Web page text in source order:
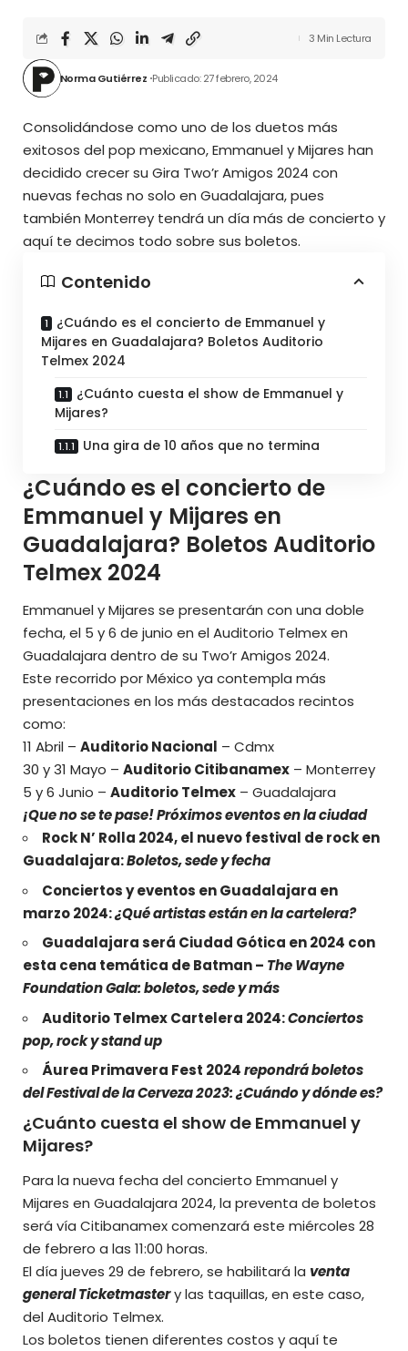
Norma Gutiérrez Publicado: 27 febrero, 2024
3 Min Lectura
Consolidándose como uno de los duetos más
exitosos del pop mexicano, Emmanuel y Mijares han
decidido crecer su Gira Two’r Amigos 2024 con
nuevas fechas no solo en Guadalajara, pues
también Monterrey tendrá un día más de concierto y
aquí te decimos todo sobre sus boletos.
Contenido
¿Cuándo es el concierto de Emmanuel y
Mijares en Guadalajara? Boletos Auditorio
Telmex 2024
¿Cuánto cuesta el show de Emmanuel y
Mijares?
Una gira de 10 años que no termina
¿Cuándo es el concierto de
Emmanuel y Mijares en
Guadalajara? Boletos Auditorio
Telmex 2024
Emmanuel y Mijares se presentarán con una doble
fecha, el 5 y 6 de junio en el Auditorio Telmex en
Guadalajara dentro de su Two’r Amigos 2024.
Este recorrido por México ya contempla más
presentaciones en los más destacados recintos
como:
11 Abril – Auditorio Nacional – Cdmx
30 y 31 Mayo – Auditorio Citibanamex – Monterrey
5 y 6 Junio – Auditorio Telmex – Guadalajara
¡Que no se te pase! Próximos eventos en la ciudad
Rock N’ Rolla 2024, el nuevo festival de rock en
Guadalajara:Boletos, sede y fecha
Conciertos y eventos en Guadalajara en
marzo 2024:¿Qué artistas están en la cartelera?
Guadalajara será Ciudad Gótica en 2024 con
esta cena temática de Batman – The Wayne
Foundation Gala: boletos, sede y más
Auditorio Telmex Cartelera 2024:Conciertos
pop, rock y stand up
Áurea Primavera Fest 2024repondrá boletos
del Festival de la Cerveza 2023: ¿Cuándo y dónde es?
¿Cuánto cuesta el show de Emmanuel y
Mijares?
Para la nueva fecha del concierto Emmanuel y
Mijares en Guadalajara 2024, la preventa de boletos
será vía Citibanamex comenzará este miércoles 28
de febrero a las 11:00 horas.
El día jueves 29 de febrero, se habilitará la venta
general Ticketmastery las taquillas, en este caso,
del Auditorio Telmex.
Los boletos tienen diferentes costos y aquí te